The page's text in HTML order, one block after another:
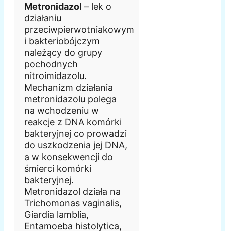
Metronidazol – lek o
działaniu
przeciwpierwotniakowym
i bakteriobójczym
należący do grupy
pochodnych
nitroimidazolu.
Mechanizm działania
metronidazolu polega
na wchodzeniu w
reakcje z DNA komórki
bakteryjnej co prowadzi
do uszkodzenia jej DNA,
a w konsekwencji do
śmierci komórki
bakteryjnej.
Metronidazol działa na
Trichomonas vaginalis,
Giardia lamblia,
Entamoeba histolytica,